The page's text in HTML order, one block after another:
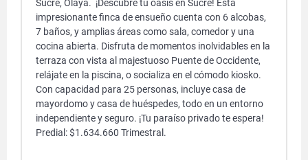
Sucre, Olaya. ¡Descubre tu oasis en Sucre! Esta
impresionante finca de ensueño cuenta con 6 alcobas,
7 baños, y amplias áreas como sala, comedor y una
cocina abierta. Disfruta de momentos inolvidables en la
terraza con vista al majestuoso Puente de Occidente,
relájate en la piscina, o socializa en el cómodo kiosko.
Con capacidad para 25 personas, incluye casa de
mayordomo y casa de huéspedes, todo en un entorno
independiente y seguro. ¡Tu paraíso privado te espera!
Predial: $1.634.660 Trimestral.